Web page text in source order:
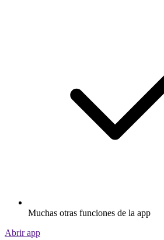
Muchas otras funciones de la app
Abrir app